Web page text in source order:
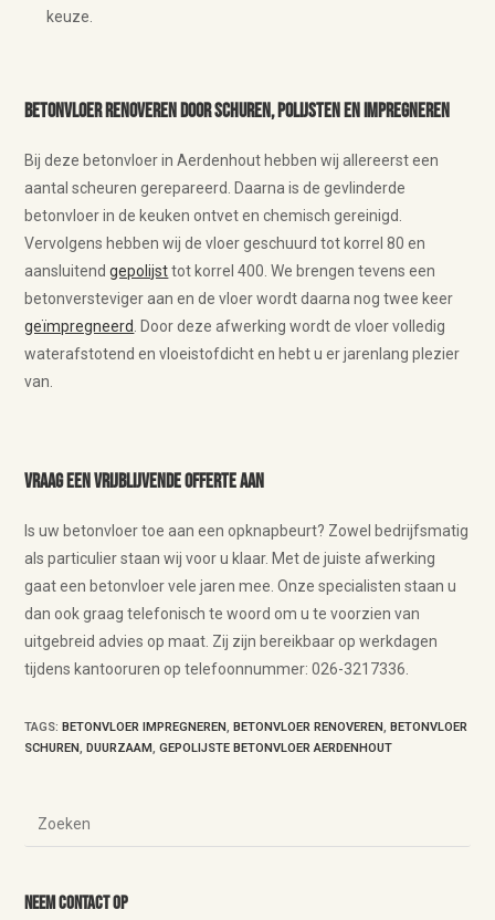
keuze.
Betonvloer renoveren door schuren, polijsten en impregneren
Bij deze betonvloer in Aerdenhout hebben wij allereerst een
aantal scheuren gerepareerd. Daarna is de gevlinderde
betonvloer in de keuken ontvet en chemisch gereinigd.
Vervolgens hebben wij de vloer geschuurd tot korrel 80 en
aansluitendgepolijsttot korrel 400. We brengen tevens een
betonversteviger aan en de vloer wordt daarna nog twee keer
geïmpregneerd
. Door deze afwerking wordt de vloer volledig
waterafstotend en vloeistofdicht en hebt u er jarenlang plezier
van.
Vraag een vrijblijvende offerte aan
Is uw betonvloer toe aan een opknapbeurt? Zowel bedrijfsmatig
als particulier staan wij voor u klaar. Met de juiste afwerking
gaat een betonvloer vele jaren mee. Onze specialisten staan u
dan ook graag telefonisch te woord om u te voorzien van
uitgebreid advies op maat. Zij zijn bereikbaar op werkdagen
tijdens kantooruren op telefoonnummer: 026-3217336.
TAGS: BETONVLOER IMPREGNEREN, BETONVLOER RENOVEREN, BETONVLOER
SCHUREN, DUURZAAM, GEPOLIJSTE BETONVLOER AERDENHOUT
Neem contact op